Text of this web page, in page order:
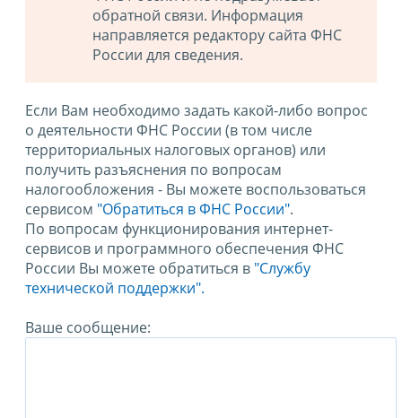
обратной связи. Информация
направляется редактору сайта ФНС
России для сведения.
Если Вам необходимо задать какой-либо вопрос
о деятельности ФНС России (в том числе
территориальных налоговых органов) или
получить разъяснения по вопросам
налогообложения - Вы можете воспользоваться
сервисом "Обратиться в ФНС России".
По вопросам функционирования интернет-
сервисов и программного обеспечения ФНС
России Вы можете обратиться в "Службу
технической поддержки".
Ваше сообщение: